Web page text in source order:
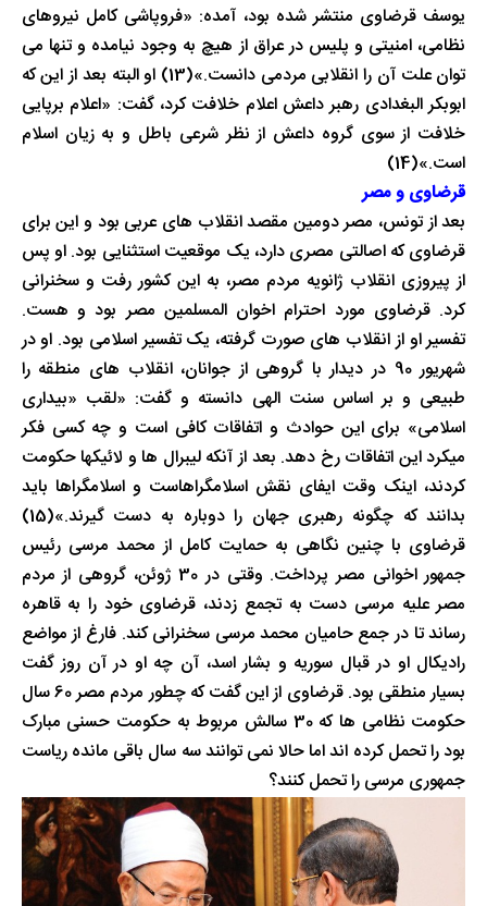
یوسف قرضاوی منتشر شده بود، آمده: «فروپاشی کامل نیروهای
نظامی، امنیتی و پلیس در عراق از هیچ به وجود نیامده و تنها می
توان علت آن را انقلابی مردمی دانست.»(13) او البته بعد از این که
ابوبکر البغدادی رهبر داعش اعلام خلافت کرد، گفت: «اعلام برپایی
خلافت از سوی گروه داعش از نظر شرعی باطل و به زیان اسلام
است.»(14)
قرضاوی و مصر
بعد از تونس، مصر دومین مقصد انقلاب های عربی بود و این برای
قرضاوی که اصالتی مصری دارد، یک موقعیت استثنایی بود. او پس
از پیروزی انقلاب ژانویه مردم مصر، به این کشور رفت و سخنرانی
کرد. قرضاوی مورد احترام اخوان المسلمین مصر بود و هست.
تفسیر او از انقلاب های صورت گرفته، یک تفسیر اسلامی بود. او در
شهریور 90 در دیدار با گروهی از جوانان، انقلاب های منطقه را
طبیعی و بر اساس سنت الهی دانسته و گفت: «لقب «بیداری
اسلامی» برای این حوادث و اتفاقات کافی است و چه کسی فکر
میکرد این اتفاقات رخ دهد. بعد از آنکه لیبرال ها و لائیکها حکومت
کردند، اینک وقت ایفای نقش اسلامگراهاست و اسلامگراها باید
بدانند که چگونه رهبری جهان را دوباره به دست گیرند.»(15)
قرضاوی با چنین نگاهی به حمایت کامل از محمد مرسی رئیس
جمهور اخوانی مصر پرداخت. وقتی در 30 ژوئن، گروهی از مردم
مصر علیه مرسی دست به تجمع زدند، قرضاوی خود را به قاهره
رساند تا در جمع حامیان محمد مرسی سخنرانی کند. فارغ از مواضع
رادیکال او در قبال سوریه و بشار اسد، آن چه او در آن روز گفت
بسیار منطقی بود. قرضاوی از این گفت که چطور مردم مصر 60 سال
حکومت نظامی ها که 30 سالش مربوط به حکومت حسنی مبارک
بود را تحمل کرده اند اما حالا نمی توانند سه سال باقی مانده ریاست
جمهوری مرسی را تحمل کنند؟